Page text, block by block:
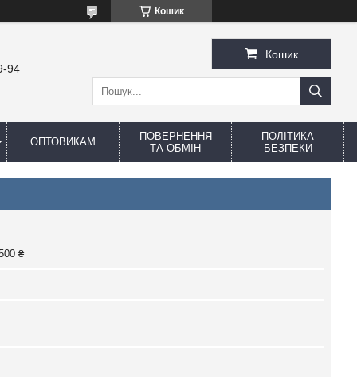
Кошик
94
Кошик
ОПТОВИКАМ
ПОВЕРНЕННЯ
ТА ОБМІН
ПОЛІТИКА
БЕЗПЕКИ
₴